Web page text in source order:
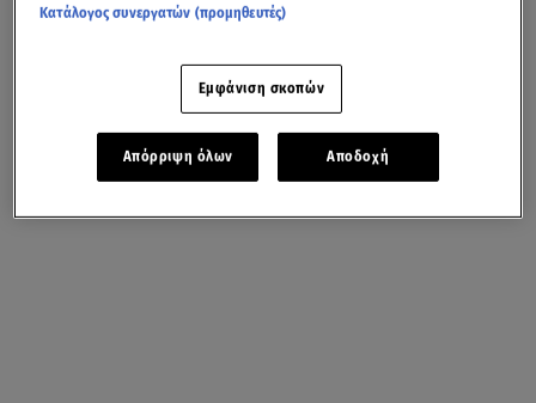
Κατάλογος συνεργατών (προμηθευτές)
Εμφάνιση σκοπών
Απόρριψη όλων Αποδοχή